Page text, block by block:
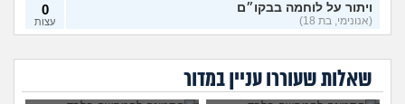
ויתור על לוחמה בבקו״ם
(אנונימי, בת 18)
0
עצות
לצאת מהצבא על נפשי (יוני, בן
5
שאלות שעוררו עניין במדור
אני רוצה להתגייס
ימנעו לצאת איתי?
השתחררתי מהצבא
ומתחרטת, אפשר
לחזור לשרת?
לא מעוניינת לקבל את
החיסונים בבקום, אני
יכולה לוותר?
איך להתמודד עם
צבא?